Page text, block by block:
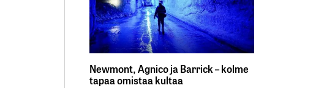
Newmont, Agnico ja Barrick – kolme
tapaa omistaa kultaa